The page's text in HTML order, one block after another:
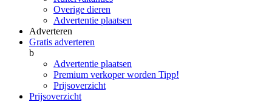
Overige dieren
Advertentie plaatsen
Adverteren
Gratis adverteren
b
Advertentie plaatsen
Premium verkoper worden Tipp!
Prijsoverzicht
Prijsoverzicht